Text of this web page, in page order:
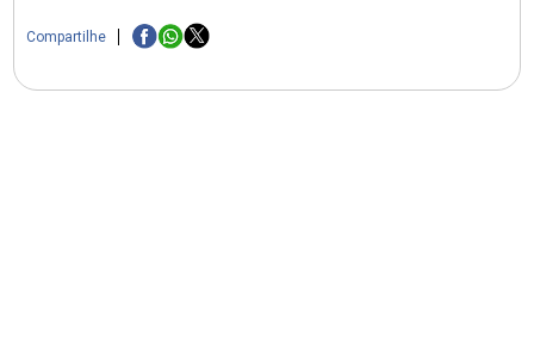
Compartilhe